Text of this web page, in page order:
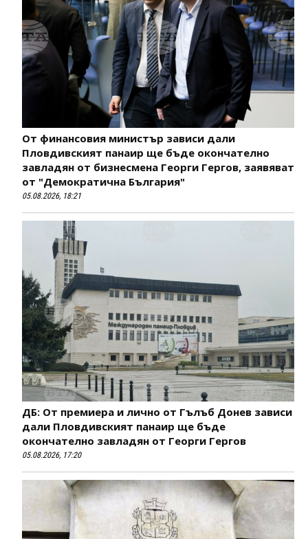
От финансовия министър зависи дали
Пловдивският панаир ще бъде окончателно
завладян от бизнесмена Георги Гергов, заявяват
от "Демократична България"
05.08.2026, 18:21
ДБ: От премиера и лично от Гълъб Донев зависи
дали Пловдивският панаир ще бъде
окончателно завладян от Георги Гергов
05.08.2026, 17:20